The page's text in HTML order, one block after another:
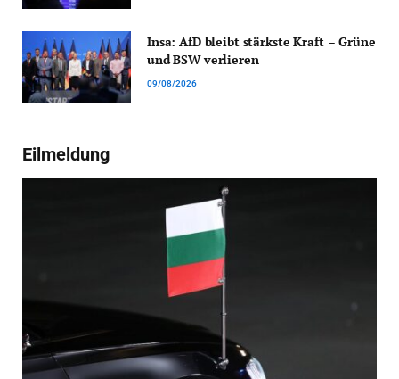
Insa: AfD bleibt stärkste Kraft – Grüne
und BSW verlieren
09/08/2026
Eilmeldung